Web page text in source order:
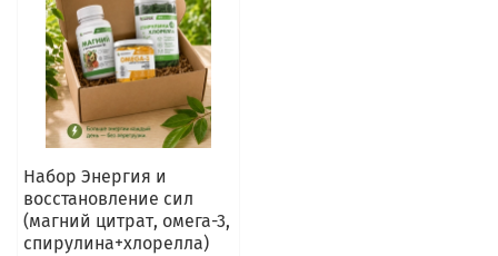
Набор Энергия и
восстановление сил
(магний цитрат, омега-3,
спирулина+хлорелла)